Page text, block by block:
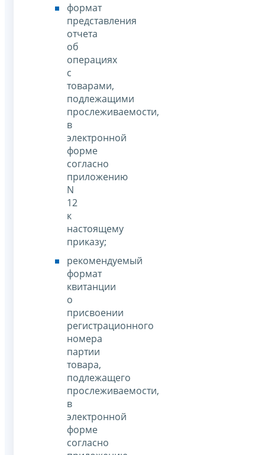
формат
представления
отчета
об
операциях
с
товарами,
подлежащими
прослеживаемости,
в
электронной
форме
согласно
приложению
N
12
к
настоящему
приказу;
рекомендуемый
формат
квитанции
о
присвоении
регистрационного
номера
партии
товара,
подлежащего
прослеживаемости,
в
электронной
форме
согласно